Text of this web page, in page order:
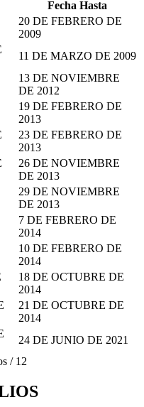
Fecha Hasta
20 DE FEBRERO DE
2009
11 DE MARZO DE 2009
13 DE NOVIEMBRE
DE 2012
19 DE FEBRERO DE
2013
23 DE FEBRERO DE
2013
26 DE NOVIEMBRE
DE 2013
29 DE NOVIEMBRE
DE 2013
7 DE FEBRERO DE
2014
10 DE FEBRERO DE
2014
18 DE OCTUBRE DE
2014
21 DE OCTUBRE DE
2014
24 DE JUNIO DE 2021
/ 12